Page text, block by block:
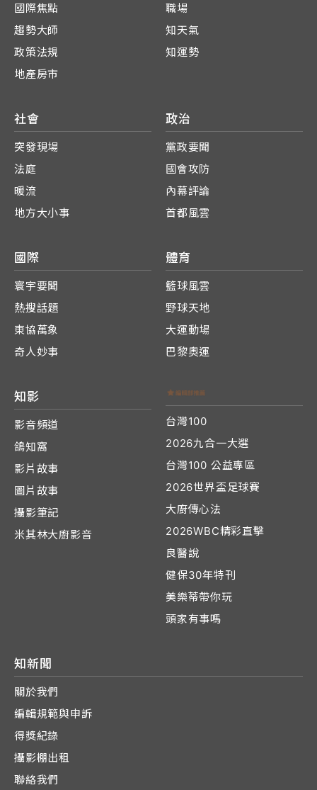
國際焦點
趨勢大師
政策法規
地產房市
職場
知天氣
知運勢
社會
突發現場
法庭
暖流
地方大小事
政治
黨政要聞
國會攻防
內幕評論
首都風雲
國際
寰宇要聞
熱搜話題
東協萬象
奇人妙事
體育
籃球風雲
野球天地
大運動場
巴黎奧運
知影
影音頻道
鴿知窩
影片故事
圖片故事
攝影筆記
米其林大廚影音
台灣100
2026九合一大選
台灣100 公益專區
2026世界盃足球賽
大廚傳心法
2026WBC精彩直擊
良醫說
健保30年特刊
美樂蒂帶你玩
頭家有事嗎
知新聞
關於我們
編輯規範與申訴
得獎紀錄
攝影棚出租
聯絡我們